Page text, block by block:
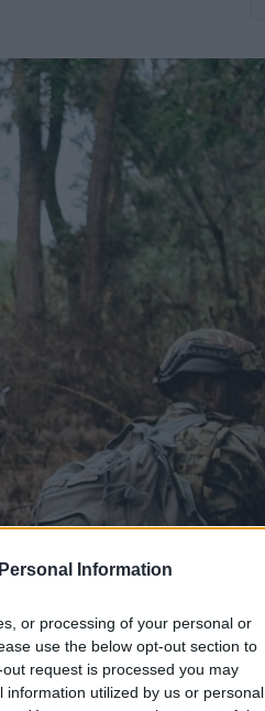
Information
or processing of your personal or
use the below opt-out section to
request is processed you may
utilized by us or personal